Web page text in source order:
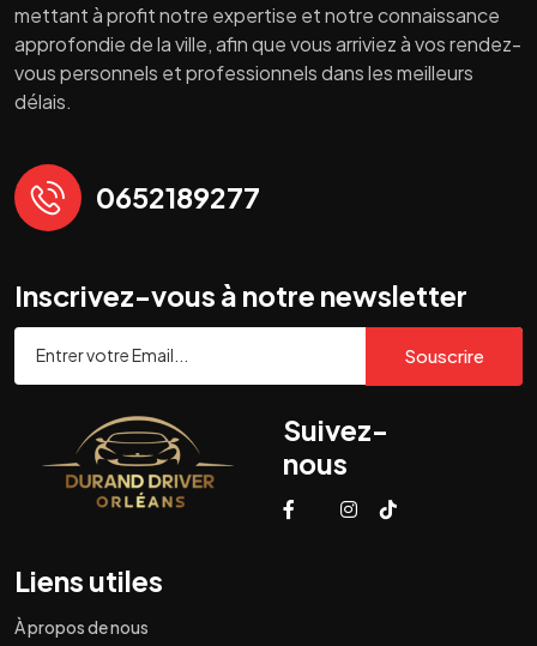
mettant à profit notre expertise et notre connaissance
approfondie de la ville, afin que vous arriviez à vos rendez-
vous personnels et professionnels dans les meilleurs
délais.
0652189277
Inscrivez-vous à notre newsletter
Souscrire
Suivez-
nous
Liens utiles
À propos de nous